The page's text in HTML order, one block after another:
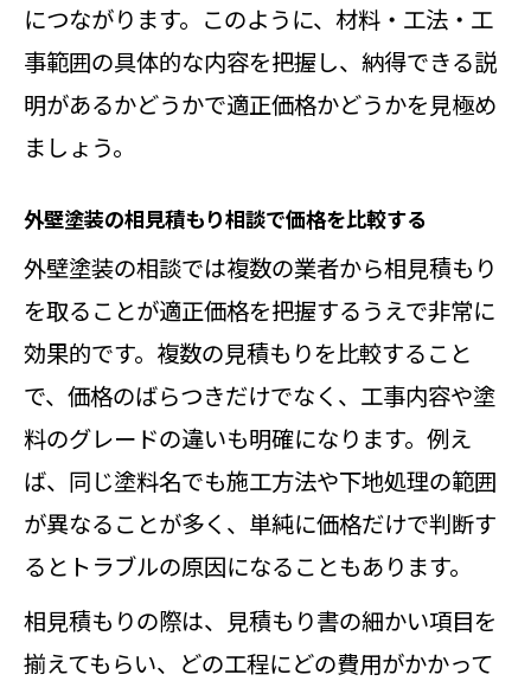
につながります。このように、材料・工法・工
事範囲の具体的な内容を把握し、納得できる説
明があるかどうかで適正価格かどうかを見極め
ましょう。
外壁塗装の相見積もり相談で価格を比較する
外壁塗装の相談では複数の業者から相見積もり
を取ることが適正価格を把握するうえで非常に
効果的です。複数の見積もりを比較すること
で、価格のばらつきだけでなく、工事内容や塗
料のグレードの違いも明確になります。例え
ば、同じ塗料名でも施工方法や下地処理の範囲
が異なることが多く、単純に価格だけで判断す
るとトラブルの原因になることもあります。
相見積もりの際は、見積もり書の細かい項目を
揃えてもらい、どの工程にどの費用がかかって